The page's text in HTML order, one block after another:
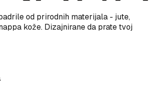
od prirodnih materijala - jute,
kože. Dizajnirane da prate tvoj